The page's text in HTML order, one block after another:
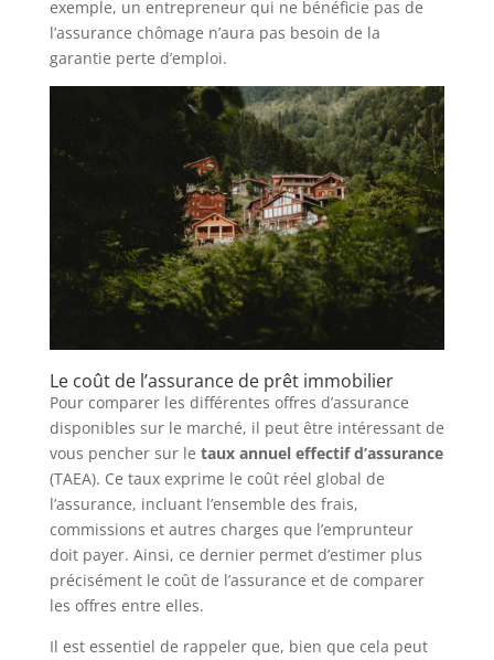
exemple, un entrepreneur qui ne bénéficie pas de
l’assurance chômage n’aura pas besoin de la
garantie perte d’emploi.
Le coût de l’assurance de prêt immobilier
Pour comparer les différentes offres d’assurance
disponibles sur le marché, il peut être intéressant de
vous pencher sur le taux annuel effectif d’assurance
(TAEA). Ce taux exprime le coût réel global de
l’assurance, incluant l’ensemble des frais,
commissions et autres charges que l’emprunteur
doit payer. Ainsi, ce dernier permet d’estimer plus
précisément le coût de l’assurance et de comparer
les offres entre elles.
Il est essentiel de rappeler que, bien que cela peut